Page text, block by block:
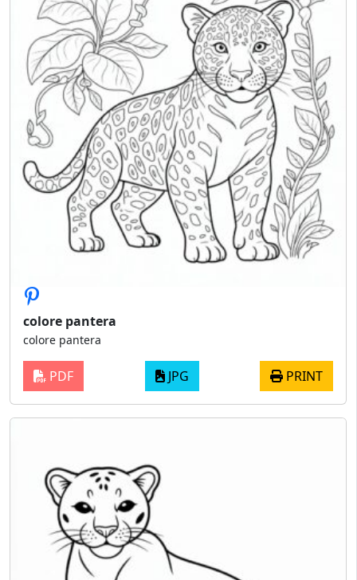
colore pantera
colore pantera
PDF JPG PRINT